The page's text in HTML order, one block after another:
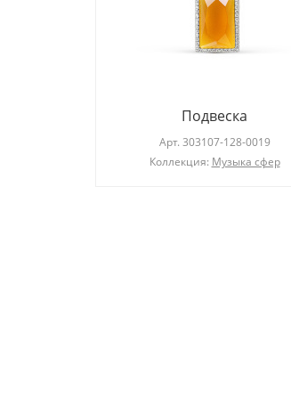
Подвеска
Арт. 303107-128-0019
Коллекция: Музыка сфер